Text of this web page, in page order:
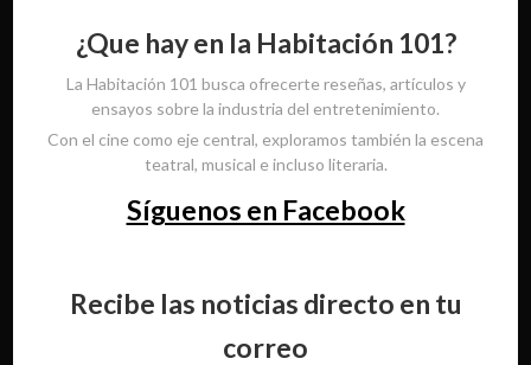
¿Que hay en la Habitación 101?
La Habitación 101 busca ofrecerte reseñas, artículos y
ensayos sobre la industria del entretenimiento.
Con el cine como eje central, exploramos también la escena
teatral, musical e incluso literaria.
Síguenos en Facebook
Recibe las noticias directo en tu
correo